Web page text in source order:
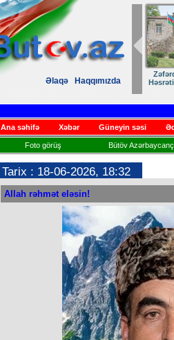
Əlaqə
Haqqımızda
Ana səhifə Xəbər Güneyin səsi
Foto görüş Bütöv
Tarix : 18-06-2026, 18:32
Allah rəhmət eləsin!